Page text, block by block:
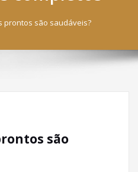
prontos são saudáveis?
são